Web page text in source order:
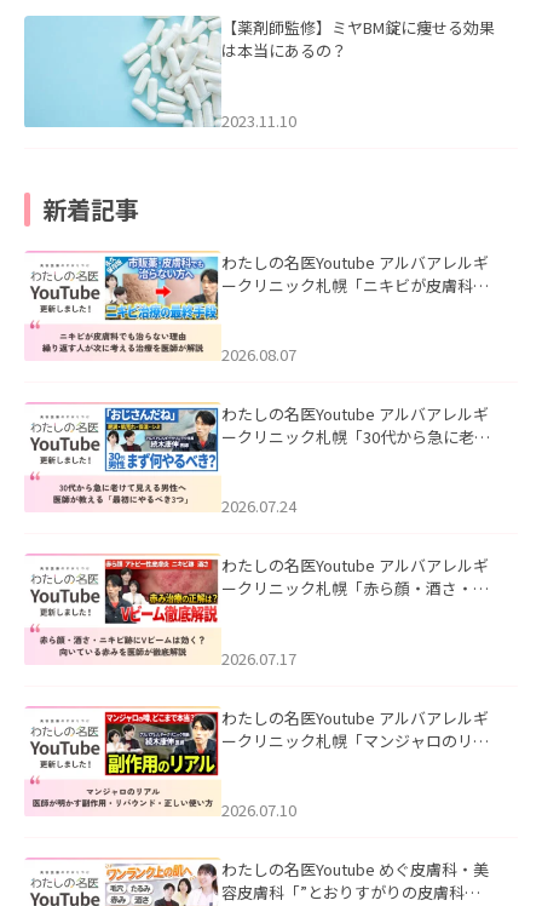
【薬剤師監修】ミヤBM錠に痩せる効果
は本当にあるの？
2023.11.10
新着記事
わたしの名医Youtube アルバアレルギ
ークリニック札幌「ニキビが皮膚科で
ました。
2026.08.07
わたしの名医Youtube アルバアレルギ
ークリニック札幌「30代から急に老け
た。
2026.07.24
わたしの名医Youtube アルバアレルギ
ークリニック札幌「赤ら顔・酒さ・ニ
した。
2026.07.17
わたしの名医Youtube アルバアレルギ
ークリニック札幌「マンジャロのリア
た。
2026.07.10
わたしの名医Youtube めぐ皮膚科・美
容皮膚科「”とおりすがりの皮膚科